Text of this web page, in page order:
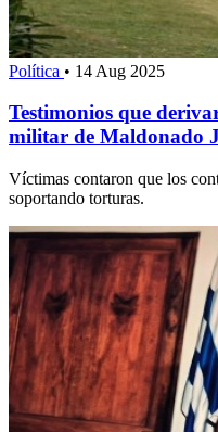
Política • 14 Aug 2025
Testimonios que
militar de Maldonado
Víctimas contaron que los
soportando torturas.